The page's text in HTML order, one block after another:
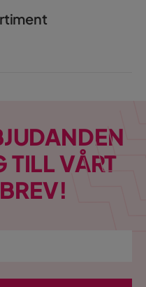
TILL VÅRT